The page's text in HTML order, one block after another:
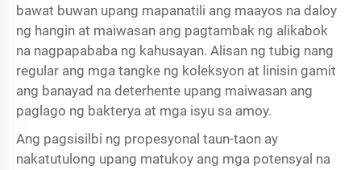
bawat buwan upang mapanatili ang maayos na daloy
ng hangin at maiwasan ang pagtambak ng alikabok
na nagpapababa ng kahusayan. Alisan ng tubig nang
regular ang mga tangke ng koleksyon at linisin gamit
ang banayad na deterhente upang maiwasan ang
paglago ng bakterya at mga isyu sa amoy.
Ang pagsisilbi ng propesyonal taun-taon ay
nakatutulong upang matukoy ang mga potensyal na